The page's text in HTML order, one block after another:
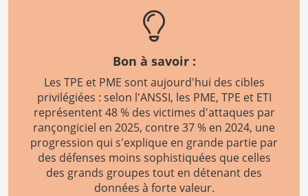
Bon à savoir :
Les TPE et PME sont aujourd'hui des cibles
privilégiées : selon l'ANSSI, les PME, TPE et ETI
représentent 48 % des victimes d'attaques par
rançongiciel en 2025, contre 37 % en 2024, une
progression qui s'explique en grande partie par
des défenses moins sophistiquées que celles
des grands groupes tout en détenant des
données à forte valeur.